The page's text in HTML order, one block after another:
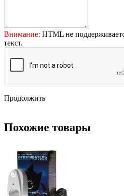
Внимание: HTML не
текст.
Продолжить
Похожие товары